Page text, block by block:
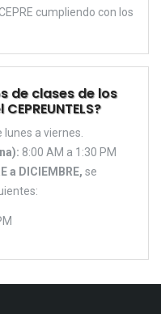
cumpliendo con los
de clases de los
lunes a viernes.
8:00 AM a 1:30 PM
a DICIEMBRE, se